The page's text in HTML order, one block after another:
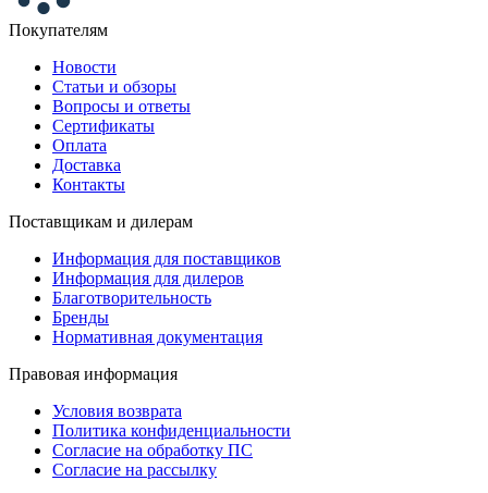
Покупателям
Новости
Статьи и обзоры
Вопросы и ответы
Сертификаты
Оплата
Доставка
Контакты
Поставщикам и дилерам
Информация для поставщиков
Информация для дилеров
Благотворительность
Бренды
Нормативная документация
Правовая информация
Условия возврата
Политика конфиденциальности
Согласие на обработку ПС
Согласие на рассылку